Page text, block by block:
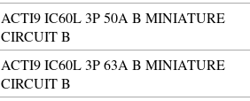
ACTI9 IC60L 3P 50A B MINIATURE
CIRCUIT B
ACTI9 IC60L 3P 63A B MINIATURE
CIRCUIT B